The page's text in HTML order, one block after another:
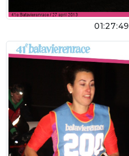
01:27:49